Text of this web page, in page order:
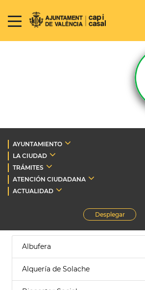
AYUNTAMIENTO
LA CIUDAD
TRÁMITES
ATENCIÓN CIUDADANA
ACTUALIDAD
Desplegar
Albufera
Alquería de Solache